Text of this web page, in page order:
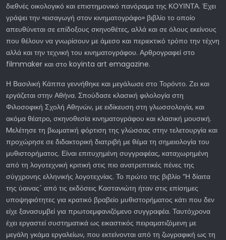
διεθνές οικολογικό και επιστημονικό πανόραμα της ΚΟΥΙΝΤΑ. Έχει
γράψει την «εισαγωγή στον κινηματογράφο» βιβλίο το οποίο
απευθύνεται σε επίδοξους σκηνοθέτες, αλλά και σε όλους εκείνους
που θέλουν να γνωρίσουν με άμεσο και περιεκτικό τρόπο την τέχνη
αλλά και την τεχνική του κινηματογράφου. Αρθρογραφεί στο
filmmaker και στο koyinta art emagazine.
Η Βασιλική Κάππα γεννήθηκε και μεγάλωσε στο Τορόντο. Ζει και
εργάζεται στην Αθήνα. Σπούδασε κλασική φιλολογία στη
Φιλοσοφική Σχολή Αθηνών, με ειδίκευση στη γλωσσολογία, και
ακόμα θέατρο, σκηνοθεσία κινηματογράφου και κλασική μουσική.
Mελέτησε τη βιωματική φόρτιση της γλώσσας στην τελετουργία και
προχώρησε σε διδακτορική διατριβή με θέμα τη σημειολογία του
μυθιστορήματος. Είναι επιτυχημένη συγγραφέας, καταχωρημένη
από τη λογοτεχνική κριτική στις πιο ανατρεπτικές πένες της
σύγχρονης ελληνικής λογοτεχνίας. Το πρώτο της βιβλίο “Η δίαιτα
της ύαινας´ από τις εκδόσεις Καστανιώτη ήταν στις επίσημες
υποψηφιότητες για κρατικό βραβείο μυθιστορήματος κάτι που δεν
είχε ξανασυμβεί για πρωτοεμφανιζόμενο συγγραφέα. Ταυτόχρονα
έχει εργαστεί συστηματικά ως εικαστικός πειραματιζόμενη με
μεγάλη γκάμα εργαλείων, που εκτείνονται από τη ζωγραφική ως τη